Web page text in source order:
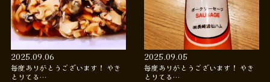
2025.09.06
毎度ありがとうございます！ やき
とりてる…
2025.09.05
毎度ありがとうございます！ やき
とりてる…